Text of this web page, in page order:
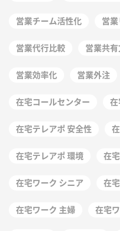
営業チーム活性化 営
営業代行比較 営業共
営業効率化 営業外注
在宅コールセンター 在
在宅テレアポ 安全性
在宅テレアポ 環境 在
在宅ワーク シニア 在
在宅ワーク 主婦 在宅